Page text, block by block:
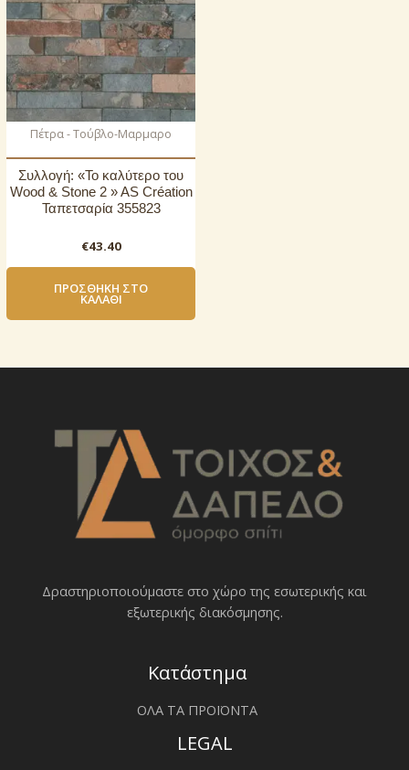
Πέτρα - Τούβλο-Μαρμαρο
Συλλογή: «Το καλύτερο του
Wood & Stone 2 » AS Création
Ταπετσαρία 355823
€43.40
ΠΡΟΣΘΉΚΗ ΣΤΟ
ΚΑΛΆΘΙ
Δραστηριοποιoύμαστε στο χώρο της εσωτερικής και
εξωτερικής διακόσμησης.
Κατάστημα
ΟΛΑ ΤΑ ΠΡΟΪΟΝΤΑ
LEGAL